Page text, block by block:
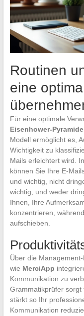
Routinen
eine
Für eine optimale
Eisenhower-Pyramide
Modell ermöglicht es,
Wichtigkeit zu
Mails erleichtert wird.
können Sie Ihre E-
und wichtig, nicht
wichtig, und weder
Ihnen, Ihre
konzentrieren,
aufschieben.
Über die
wie MerciApp
Kommunikation zu
Grammatikprüfer sorgt
stärkt so Ihr
Kommunikation